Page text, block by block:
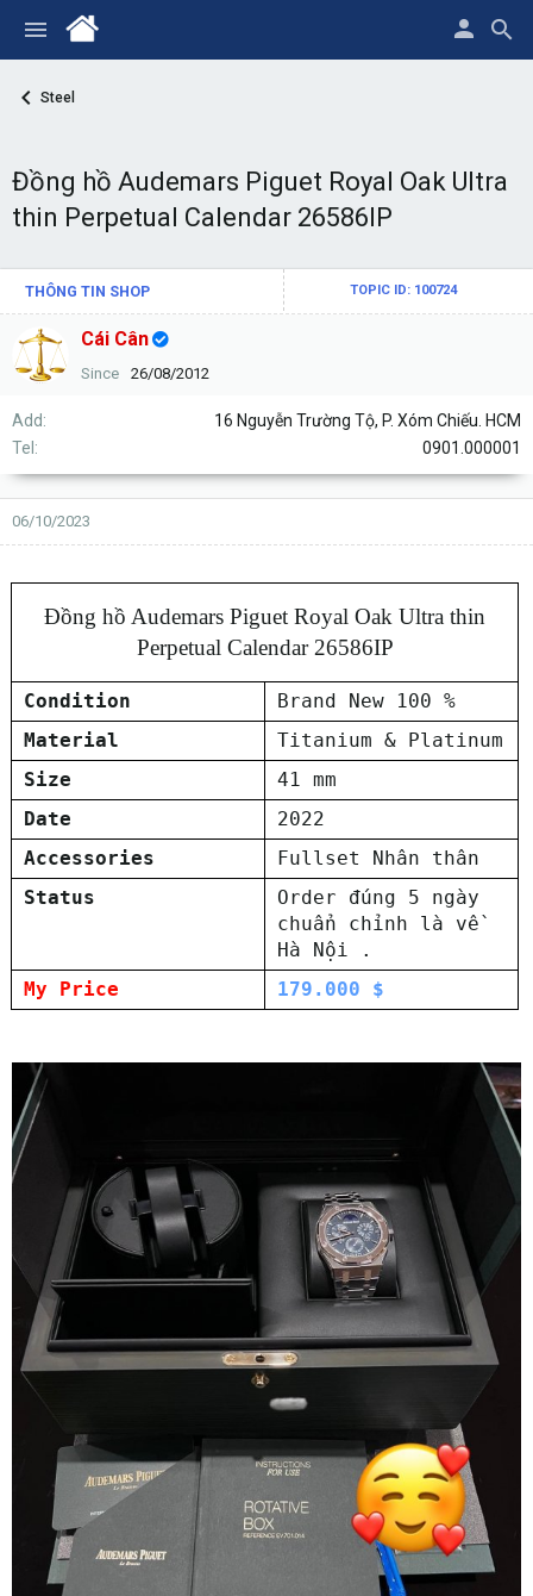
Steel
Đồng hồ Audemars Piguet Royal Oak Ultra
thin Perpetual Calendar 26586IP
THÔNG TIN SHOP TOPIC ID: 100724
Cái Cân
Since 26/08/2012
Add
16 Nguyễn Trường Tộ, P. Xóm Chiếu. HCM
Tel
0901.000001
06/10/2023
Đồng hồ Audemars Piguet Royal Oak Ultra thin
Perpetual Calendar 26586IP
Condition
Brand New 100 %
Material
Titanium & Platinum
Size
41 mm
Date
2022
Accessories
Fullset Nhân thân
Status
Order đúng 5 ngày
chuẩn chỉnh là về
Hà Nội .
My Price
179.000 $